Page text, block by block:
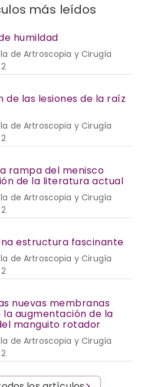
más leídos
humildad
de Artroscopia y Cirugía
de las lesiones de la raíz
de Artroscopia y Cirugía
rampa del menisco
de la literatura actual
de Artroscopia y Cirugía
estructura fascinante
de Artroscopia y Cirugía
nuevas membranas
augmentación de la
manguito rotador
de Artroscopia y Cirugía